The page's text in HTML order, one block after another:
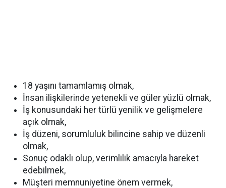
18 yaşını tamamlamış olmak,
İnsan ilişkilerinde yetenekli ve güler yüzlü olmak,
İş konusundaki her türlü yenilik ve gelişmelere
açık olmak,
İş düzeni, sorumluluk bilincine sahip ve düzenli
olmak,
Sonuç odaklı olup, verimlilik amacıyla hareket
edebilmek,
Müşteri memnuniyetine önem vermek,